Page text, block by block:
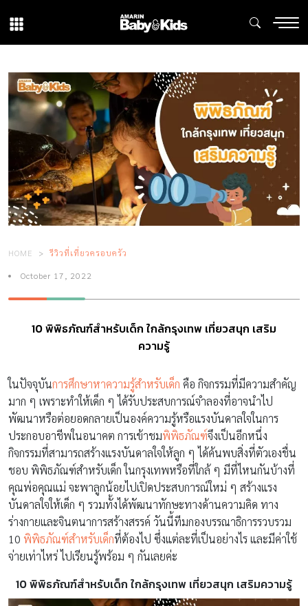
HOME รีวิวที่เที่ยวครอบครัว
October 17, 2022
10 พิพิธภัณฑ์สำหรับเด็ก ใกล้กรุงเทพ เที่ยวสนุก เสริม
ความรู้
ในปัจจุบันการศึกษาหาความรู้สำหรับเด็ก คือ กิจกรรมที่มีความสำคัญ
มาก ๆ เพราะทำให้เด็ก ๆ ได้รับประสบการณ์จำลองที่อาจนำไป
พัฒนาหรือต่อยอดกลายเป็นองค์ความรู้หรือแรงบันดาลใจในการ
ประกอบอาชีพในอนาคต การเข้าชมพิพิธภัณฑ์จึงเป็นอีกหนึ่ง
กิจกรรมที่สามารถสร้างแรงบันดาลใจให้ลูก ๆ ได้ค้นพบสิ่งที่ตัวเองชื่น
ชอบ พิพิธภัณฑ์สำหรับเด็ก ในกรุงเทพหรือที่ใกล้ ๆ มีที่ไหนกันบ้างที่
คุณพ่อคุณแม่ จะพาลูกน้อยไปเปิดประสบการณ์ใหม่ ๆ สร้างแรง
บันดาลใจให้เด็ก ๆ รวมทั้งได้พัฒนาทักษะทางด้านความคิด ทาง
ร่างกายและจินตนาการสร้างสรรค์ วันนี้ทีมกองบรรณาธิการรวบรวม
10 พิพิธภัณฑ์สำหรับเด็กที่ต้องไป ซึ่งแต่ละที่เป็นอย่างไร และมีค่าใช้
จ่ายเท่าไหร่ ไปเรียนรู้พร้อม ๆ กันเลยค่ะ
10 พิพิธภัณฑ์สำหรับเด็ก ใกล้กรุงเทพ เที่ยวสนุก เสริมความรู้